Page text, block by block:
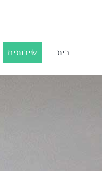
בית שירותים